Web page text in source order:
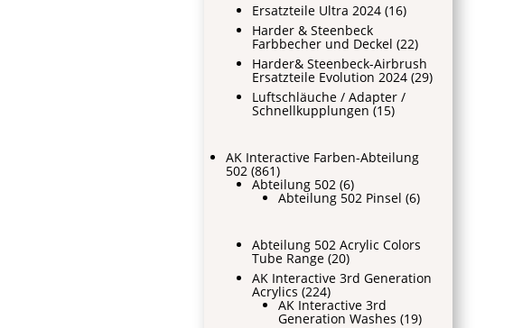
Ersatzteile Ultra 2024 (16)
Harder & Steenbeck
Farbbecher und Deckel (22)
Harder& Steenbeck-Airbrush
Ersatzteile Evolution 2024 (29)
Luftschläuche / Adapter /
Schnellkupplungen (15)
AK Interactive Farben-Abteilung
502 (861)
Abteilung 502 (6)
Abteilung 502 Pinsel (6)
Abteilung 502 Acrylic Colors
Tube Range (20)
AK Interactive 3rd Generation
Acrylics (224)
AK Interactive 3rd
Generation Washes (19)